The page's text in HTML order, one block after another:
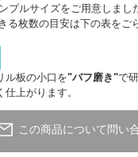
プルサイズをご用意しまし
る枚数の目安は下の表をご
ル板の小口を"バフ磨き"で
上がります。
この商品について問い